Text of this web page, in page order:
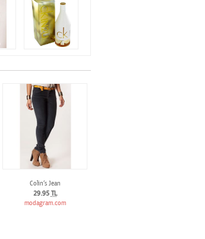
Colin‘s Jean
29.95 TL
modagram.com